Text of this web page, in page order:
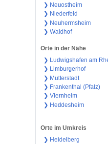
❯ Neuostheim
❯ Niederfeld
❯ Neuhermsheim
❯ Waldhof
Orte in der Nähe
❯ Ludwigshafen am
❯ Limburgerhof
❯ Mutterstadt
❯ Frankenthal (Pfalz)
❯ Viernheim
❯ Heddesheim
Orte im Umkreis
❯ Heidelberg